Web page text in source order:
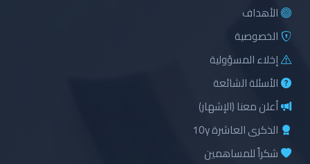
الأهداف
الخصوصية
إخلاء المسؤولية
الأسئلة الشائعة
أعلن معنا (الإشهار)
الذكرى العاشرة 10y
شكراً للمساهمين